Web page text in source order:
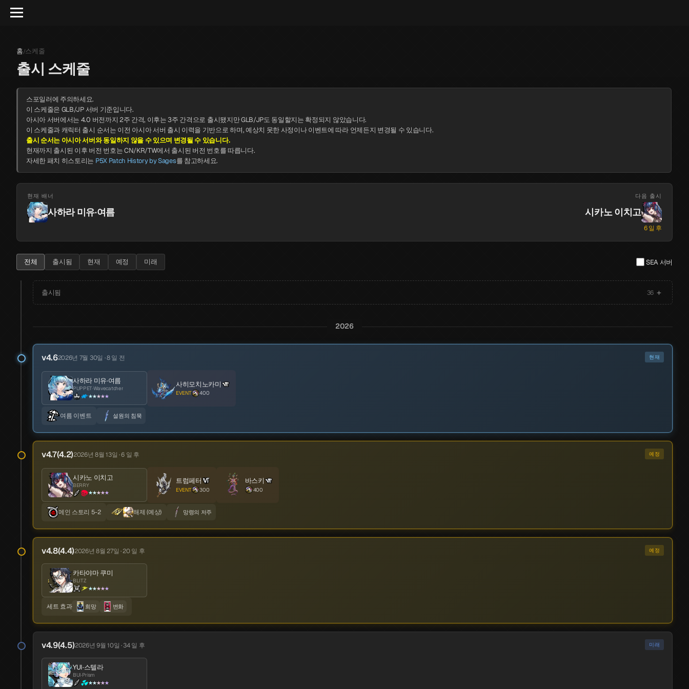
홈/스케줄
출시 스케줄
스포일러에 주의하세요.
이 스케줄은 GLB/JP 서버 기준입니다.
아시아 서버에서는 4.0 버전까지 2주 간격, 이후는 3주 간격으로 출시됐지만 GLB/JP도 동일할지는 확정되지 않았습니다.
이 스케줄과 캐릭터 출시 순서는 이전 아시아 서버 출시 이력을 기반으로 하며, 예상치 못한 사정이나 이벤트에 따라 언제든지 변경될 수 있습니다.
출시 순서는 아시아 서버와 동일하지 않을 수 있으며 변경될 수 있습니다.
현재까지 출시된 이후 버전 번호는 CN/KR/TW에서 출시된 버전 번호를 따릅니다.
자세한 패치 히스토리는 P5X Patch History by Sages를 참고하세요.
현재 배너
사하라 미유·여름
다음 출시
시카노 이치고
6 일 후
전체 출시됨 현재 예정 미래 SEA 서버
출시됨 36 +
2024
2024년 4월 12일 · 847 일 전 출시됨
CN 데뷔
2024년 10월 12일 · 664 일 전
CN 반주년
2025년 4월 12일 · 482 일 전
v0.0
타카마키 안
PANTHER
★★★★★
CATTLE
★★★★
LEON
★★★★
CLOSER
★★★★
MONT
★★★★
SOY
★★★★
시라토리 세이지
FLEURET
★★★★
사하라 미유
2026
v4.62026년 7월 30일 · 8 일 전 현재
사하라 미유·여름
PUPPET·Wavecatcher
★★★★★
사히모치노카미
EVENT 400
여름 이벤트 설원의 침묵
v4.7(4.2)2026년 8월 13일 · 6 일 후 예정
시카노 이치고
BERRY
★★★★★
트럼페터
EVENT 300
바스키
400
메인 스토리 5-2 해제 (예상) 망령의 저주
v4.8(4.4)2026년 8월 27일 · 20 일 후 예정
카타야마 쿠미
BLITZ
★★★★★
세트 효과 희망 변화
v4.9(4.5)2026년 9월 10일 · 34 일 후 미래
YUI·스텔라
BUI·Prism
★★★★★